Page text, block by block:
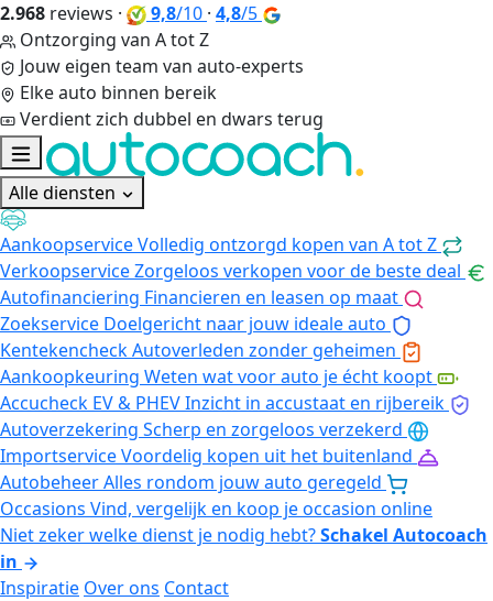
2.968 reviews · 9,8/10 · 4,8/5
Ontzorging van A tot Z
Jouw eigen team van auto-experts
Elke auto binnen bereik
Verdient zich dubbel en dwars terug
Alle diensten
AankoopserviceVolledig ontzorgd kopen van A tot Z
VerkoopserviceZorgeloos verkopen voor de beste deal
Autofinanciering Financieren en leasen op maat
Zoekservice Doelgericht naar jouw ideale auto
KentekencheckAutoverleden zonder geheimen
Aankoopkeuring Weten wat voor auto je écht koopt
Accucheck EV & PHEVInzicht in accustaat en rijbereik
Autoverzekering Scherp en zorgeloos verzekerd
ImportserviceVoordelig kopen uit het buitenland
AutobeheerAlles rondom jouw auto geregeld
Occasions Vind, vergelijk en koop je occasion online
Niet zeker welke dienst je nodig hebt?Schakel Autocoach
in
Inspiratie Over ons Contact